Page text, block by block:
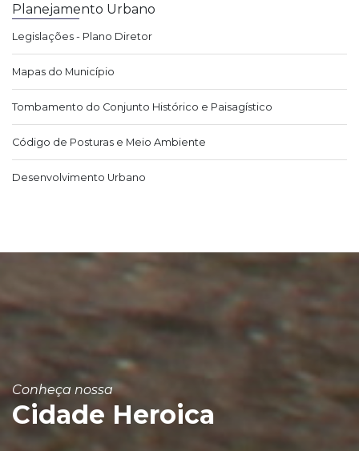
Planejamento Urbano
Legislações - Plano Diretor
Mapas do Município
Tombamento do Conjunto Histórico e Paisagístico
Código de Posturas e Meio Ambiente
Desenvolvimento Urbano
Conheça nossa
Cidade Heroica